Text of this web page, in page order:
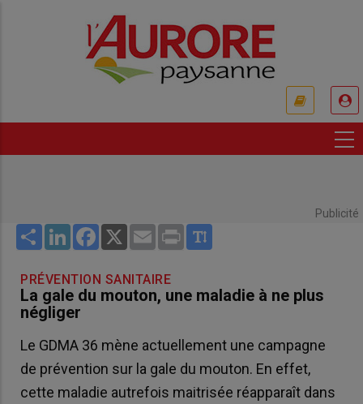
Publicité
Share LinkedInFacebook
X Email Print
PRÉVENTION SANITAIRE
La gale du mouton, une maladie à ne plus
négliger
Le GDMA 36 mène actuellement une campagne
de prévention sur la gale du mouton. En effet,
cette maladie autrefois maitrisée réapparaît dans